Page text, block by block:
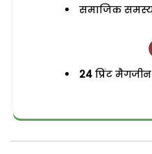
समाजिक
24 प्रिंट मैगजीन